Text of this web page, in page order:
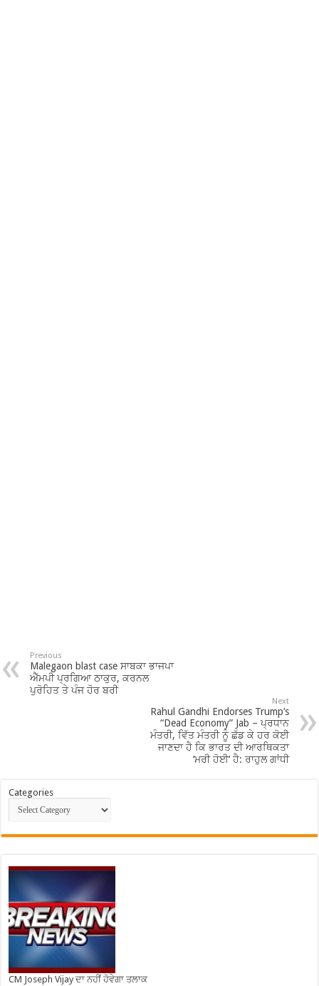
Previous
Malegaon blast case ਸਾਬਕਾ ਭਾਜਪਾ
ਐੱਮਪੀ ਪ੍ਰਗਿਆ ਠਾਕੁਰ, ਕਰਨਲ
ਪੁਰੋਹਿਤ ਤੇ ਪੰਜ ਹੋਰ ਬਰੀ
Next
Rahul Gandhi Endorses Trump’s
“Dead Economy” Jab – ਪ੍ਰਧਾਨ
ਮੰਤਰੀ, ਵਿੱਤ ਮੰਤਰੀ ਨੂੰ ਛੱਡ ਕੇ ਹਰ ਕੋਈ
ਜਾਣਦਾ ਹੈ ਕਿ ਭਾਰਤ ਦੀ ਆਰਥਿਕਤਾ
‘ਮਰੀ ਹੋਈ’ ਹੈ: ਰਾਹੁਲ ਗਾਂਧੀ
Categories
CM Joseph Vijay ਦਾ ਨਹੀਂ ਹੋਵੇਗਾ ਤਲਾਕ